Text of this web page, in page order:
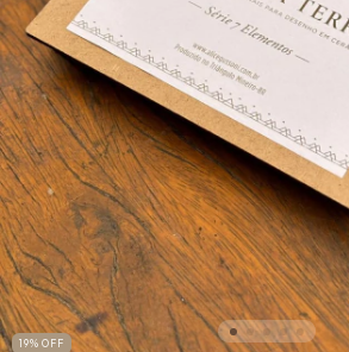
19% OFF